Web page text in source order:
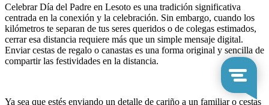
Celebrar Día del Padre en Lesoto es una tradición significativa
centrada en la conexión y la celebración. Sin embargo, cuando los
kilómetros te separan de tus seres queridos o de colegas estimados,
cerrar esa distancia requiere más que un simple mensaje digital.
Enviar cestas de regalo o canastas es una forma original y sencilla de
compartir las festividades en la distancia.
Ya sea que estés enviando un detalle de cariño a un familiar o cestas